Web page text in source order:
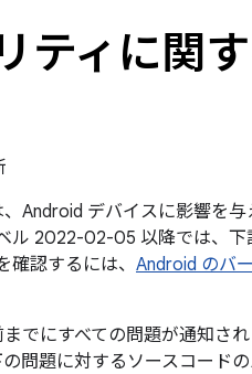
ティに関
Android デバイスに影響を
ル 2022-02-05 以降では、下
認するには、 Android のバ
でにすべての問題が通知さ
問題に対するソースコードの